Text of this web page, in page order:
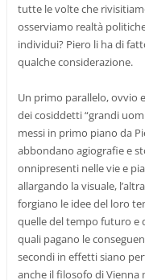
tutte le volte che
osserviamo realtà
individui? Piero li ha di
qualche considerazione.
Un primo parallelo, ovvio
dei cosiddetti “grandi
messi in primo piano da
abbondano agiografie e
onnipresenti nelle vie e
allargando la visuale,
forgiano le idee del loro
quelle del tempo futuro e
quali pagano le
secondi in effetti siano
anche il filosofo di Vienna